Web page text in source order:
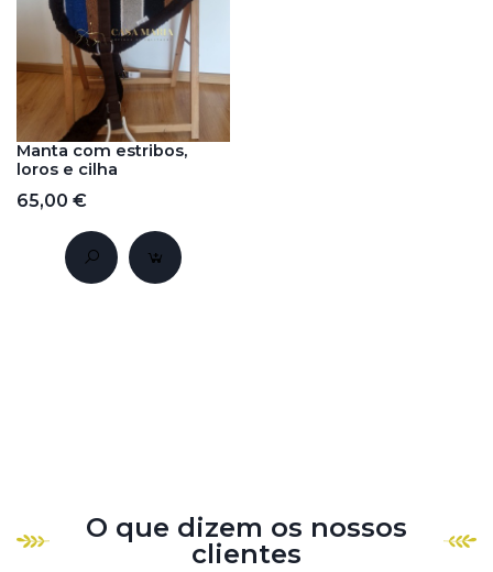
Manta com estribos,
loros e cilha
65,00 €
O que dizem os nossos
clientes